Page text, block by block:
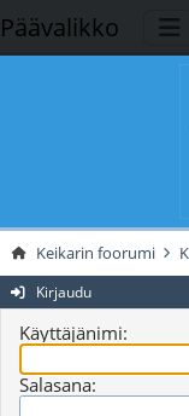
Päävalikko
Keikarin foorumi
Kirjaudu
Käyttäjänimi:
Salasana: